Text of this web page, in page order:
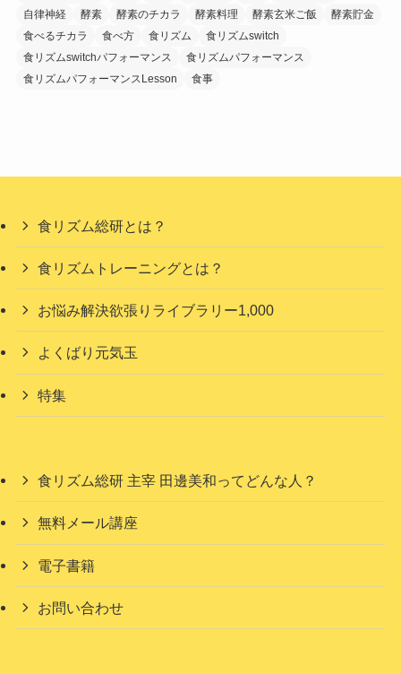
自律神経
酵素 酵素のチカラ 酵素料理 酵素玄米ご飯
酵素貯金
食べるチカラ
食べ方 食リズム
食リズムswitch
食リズムswitchパフォーマンス
食リズムパフォーマンス
食リズムパフォーマンスLesson
食事
食リズム総研とは？
食リズムトレーニングとは？
お悩み解決欲張りライブラリー1,000
よくばり元気玉
特集
食リズム総研 主宰 田邊美和ってどんな人？
無料メール講座
電子書籍
お問い合わせ